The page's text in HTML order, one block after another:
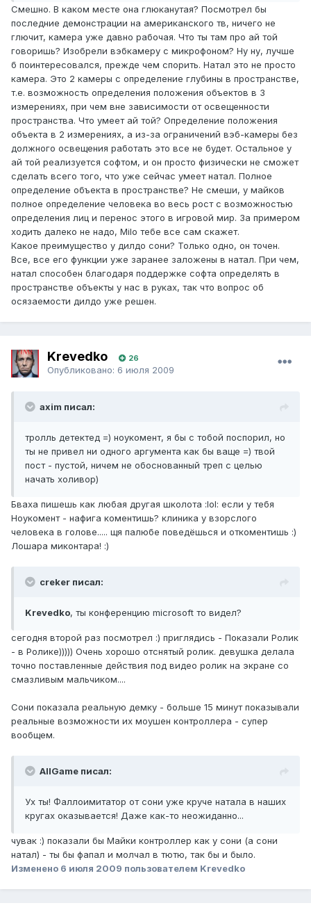
Смешно. В каком месте она глюканутая? Посмотрел бы
последние демонстрации на американского тв, ничего не
глючит, камера уже давно рабочая. Что ты там про ай той
говоришь? Изобрели вэбкамеру с микрофоном? Ну ну, лучше
б поинтересовался, прежде чем спорить. Натал это не просто
камера. Это 2 камеры с определение глубины в пространстве,
т.е. возможность определения положения объектов в 3
измерениях, при чем вне зависимости от освещенности
пространства. Что умеет ай той? Определение положения
объекта в 2 измерениях, а из-за ограничений вэб-камеры без
должного освещения работать это все не будет. Остальное у
ай той реализуется софтом, и он просто физически не сможет
сделать всего того, что уже сейчас умеет натал. Полное
определение объекта в пространстве? Не смеши, у майков
полное определение человека во весь рост с возможностью
определения лиц и перенос этого в игровой мир. За примером
ходить далеко не надо, Milo тебе все сам скажет.
Какое преимущество у дилдо сони? Только одно, он точен.
Все, все его функции уже заранее заложены в натал. При чем,
натал способен благодаря поддержке софта определять в
пространстве объекты у нас в руках, так что вопрос об
осязаемости дилдо уже решен.
Krevedko 26
Опубликовано: 6 июля 2009
axim писал:
тролль детектед =) ноукомент, я бы с тобой поспорил, но
ты не привел ни одного аргумента как бы ваще =) твой
пост - пустой, ничем не обоснованный треп с целью
начать холивор)
Бваха пишешь как любая другая школота :lol: если у тебя
Ноукомент - нафига коментишь? клиника у взорслого
человека в голове..... щя палюбе поведёшься и откоментишь :)
Лошара миконтара! :)
creker писал:
Krevedko, ты конференцию microsoft то видел?
сегодня второй раз посмотрел :) приглядись - Показали Ролик
- в Ролике))))) Очень хорошо отснятый ролик. девушка делала
точно поставленные действия под видео ролик на экране со
смазливым мальчиком....
Сони показала реальную демку - больше 15 минут показывали
реальные возможности их моушен контроллера - супер
вообщем.
AllGame писал:
Ух ты! Фаллоимитатор от сони уже круче натала в наших
кругах оказывается! Даже как-то неожиданно...
чувак :) показали бы Майки контроллер как у сони (а сони
натал) - ты бы фапал и молчал в тютю, так бы и было.
Изменено 6 июля 2009 пользователем Krevedko